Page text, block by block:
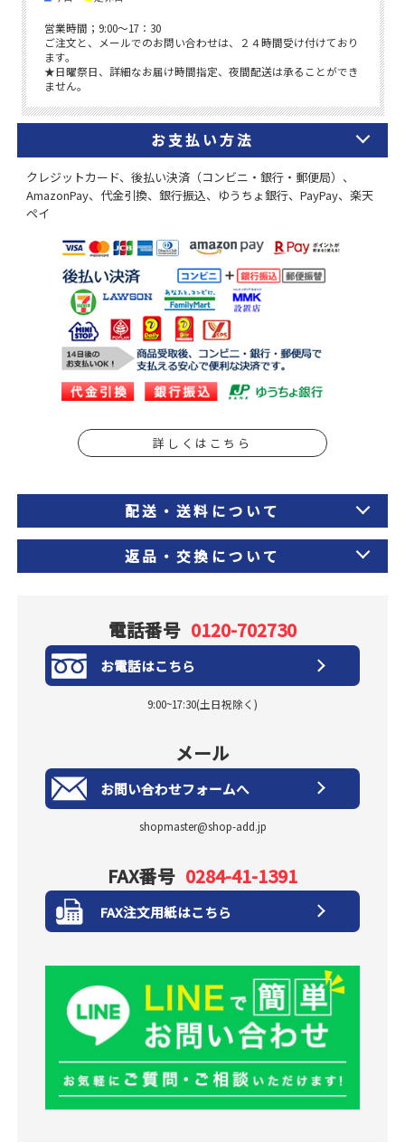
お支払い方法
クレジットカード、後払い決済（コンビニ・銀行・郵便局）、
AmazonPay、代金引換、銀行振込、ゆうちょ銀行、PayPay、楽天
ペイ
詳しくはこちら
配送・送料について
返品・交換について
電話番号 0120-702730
お電話はこちら
9:00~17:30(土日祝除く)
メール
お問い合わせフォームへ
shopmaster@shop-add.jp
FAX番号 0284-41-1391
FAX注文用紙はこちら